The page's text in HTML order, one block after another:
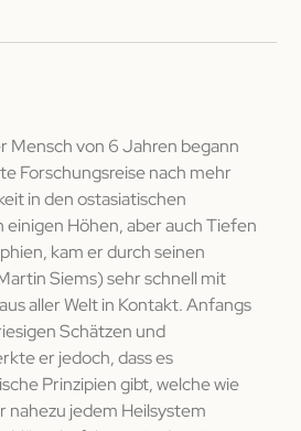
Mensch von 6 Jahren begann
Forschungsreise nach mehr
in den ostasiatischen
Höhen, aber auch Tiefen
kam er durch seinen
Siems) sehr schnell mit
aller Welt in Kontakt. Anfangs
Schätzen und
er jedoch, dass es
Prinzipien gibt, welche wie
nahezu jedem Heilsystem